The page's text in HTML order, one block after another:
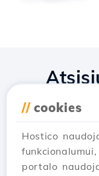
// cookies
Hostico
portalo